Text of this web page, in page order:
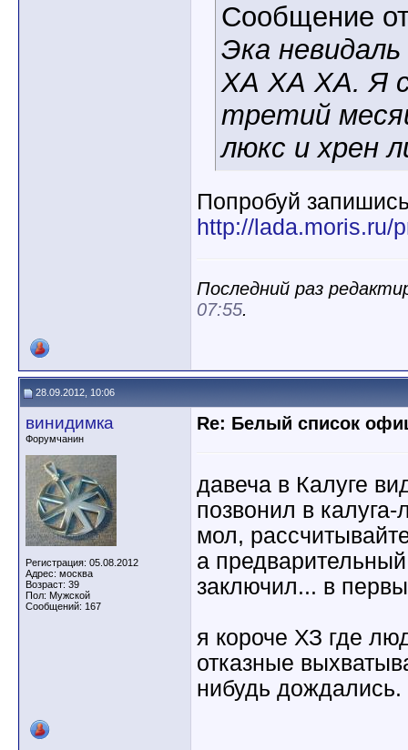
Сообщение
Эка
ХА ХА ХА. Я
третий
люкс и хрен
Попробуй
http://lada.moris.ru/
Последний раз
07:55.
28.09.2012, 10:06
винидимка
Форумчанин
Регистрация: 05.08.2012
Адрес: москва
Возраст: 39
Пол: Мужской
Сообщений: 167
Re: Белый список
давеча в Калуге
позвонил в
мол,
а
заключил... в
я короче ХЗ где
отказные
нибудь дождались.